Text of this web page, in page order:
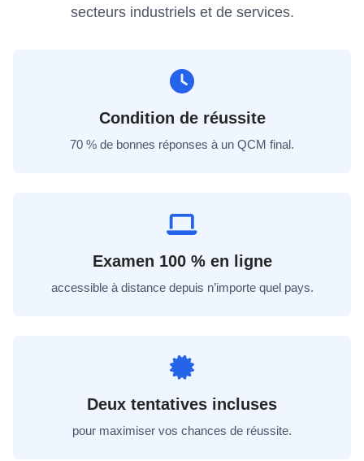
secteurs industriels et de services.
Condition de réussite
70 % de bonnes réponses à un QCM final.
Examen 100 % en ligne
accessible à distance depuis n’importe quel pays.
Deux tentatives incluses
pour maximiser vos chances de réussite.